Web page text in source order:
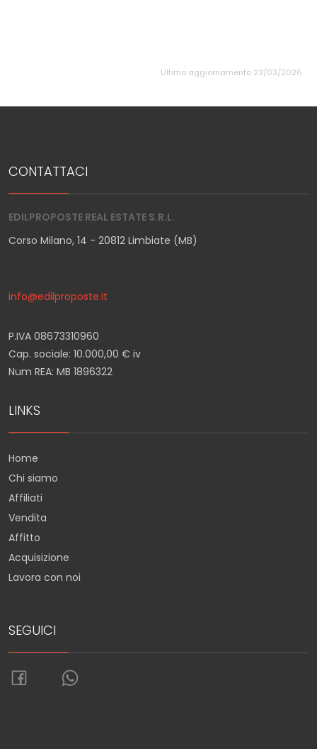
Ultimo aggiornamento 23/03/2026
CONTATTACI
EDILPROPOSTE REAL ESTATE S.R.L.
Corso Milano, 14 - 20812 Limbiate (MB)
info@edilproposte.it
P.IVA 08673310960
Cap. sociale: 10.000,00 € iv
Num REA: MB 1896322
LINKS
Home
Chi siamo
Affiliati
Vendita
Affitto
Acquisizione
Lavora con noi
SEGUICI